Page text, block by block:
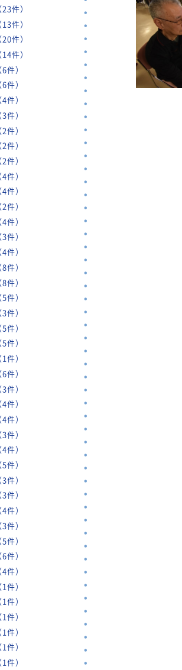
件）
件）
件）
件）
件）
件）
件）
件）
件）
件）
件）
件）
件）
件）
件）
件）
件）
件）
件）
件）
件）
件）
件）
件）
件）
件）
件）
件）
件）
件）
件）
件）
件）
件）
件）
件）
件）
件）
件）
件）
件）
件）
件）
件）